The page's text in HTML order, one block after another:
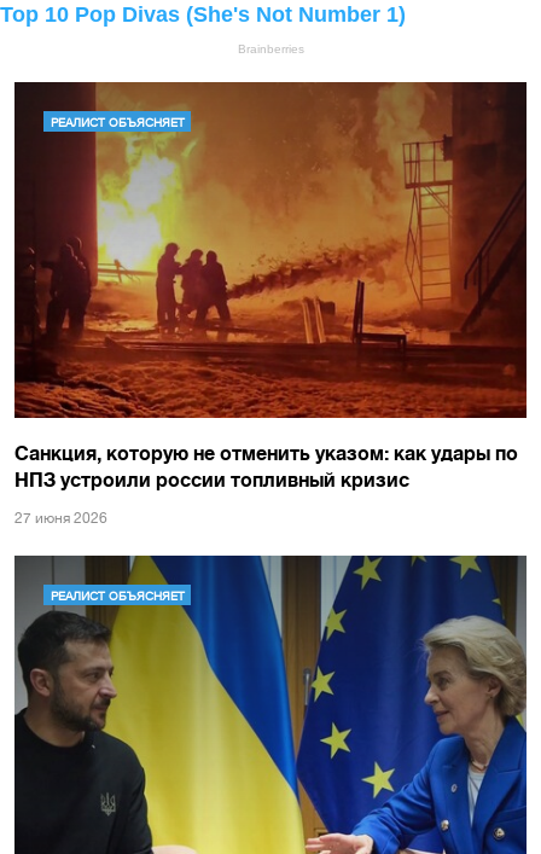
РЕАЛИСТ ОБЪЯСНЯЕТ
Санкция, которую не отменить указом: как удары по
НПЗ устроили россии топливный кризис
27 июня 2026
РЕАЛИСТ ОБЪЯСНЯЕТ